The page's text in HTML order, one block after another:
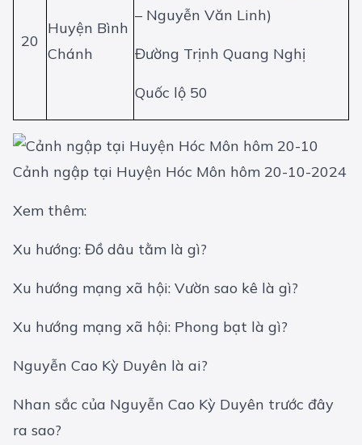
20
Huyện Bình
Chánh
– Nguyễn Văn Linh)
Đường Trịnh Quang Nghị
Quốc lộ 50
Cảnh ngập tại Huyện Hóc Môn hôm 20-10-2024
Xem thêm:
Xu hướng: Đồ dâu tằm là gì?
Xu hướng mạng xã hội: Vườn sao kê là gì?
Xu hướng mạng xã hội: Phong bạt là gì?
Nguyễn Cao Kỳ Duyên là ai?
Nhan sắc của Nguyễn Cao Kỳ Duyên trước đây
ra sao?